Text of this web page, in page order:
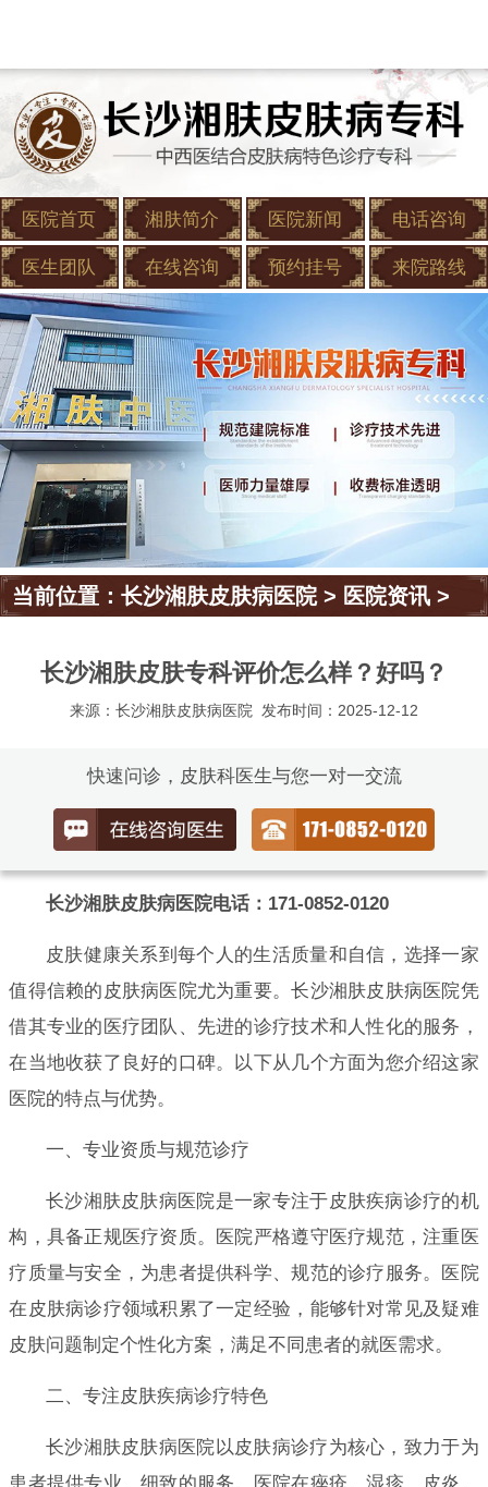
医院首页 湘肤简介 医院新闻 电话咨询
医生团队 在线咨询 预约挂号 来院路线
当前位置：长沙湘肤皮肤病医院> 医院资讯 >
长沙湘肤皮肤专科评价怎么样？好吗？
来源：长沙湘肤皮肤病医院 发布时间：2025-12-12
快速问诊，皮肤科医生与您一对一交流
长沙湘肤皮肤病医院电话：171-0852-0120
皮肤健康关系到每个人的生活质量和自信，选择一家
值得信赖的皮肤病医院尤为重要。长沙湘肤皮肤病医院凭
借其专业的医疗团队、先进的诊疗技术和人性化的服务，
在当地收获了良好的口碑。以下从几个方面为您介绍这家
医院的特点与优势。
一、专业资质与规范诊疗
长沙湘肤皮肤病医院是一家专注于皮肤疾病诊疗的机
构，具备正规医疗资质。医院严格遵守医疗规范，注重医
疗质量与安全，为患者提供科学、规范的诊疗服务。医院
在皮肤病诊疗领域积累了一定经验，能够针对常见及疑难
皮肤问题制定个性化方案，满足不同患者的就医需求。
二、专注皮肤疾病诊疗特色
长沙湘肤皮肤病医院以皮肤病诊疗为核心，致力于为
患者提供专业、细致的服务。医院在痤疮、湿疹、皮炎、